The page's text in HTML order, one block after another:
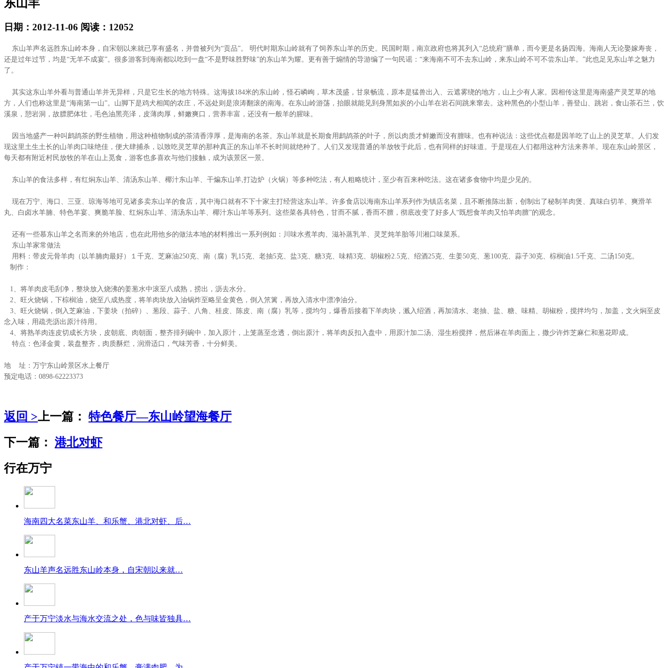
东山羊
日期：2012-11-06 阅读：12052
东山羊声名远胜东山岭本身，自宋朝以来就已享有盛名，并曾被列为“贡品”。 明代时期东山岭就有了饲养东山羊的历史。民国时期，南京政府也将其列入“总统府”膳单，而今更是名扬四海。海南人无论娶嫁寿丧，
还是过年过节，均是“无羊不成宴”。很多游客到海南都以吃到一盘“不是野味胜野味”的东山羊为耀。更有善于煽情的导游编了一句民谣：“来海南不可不去东山岭，来东山岭不可不尝东山羊。”此也足见东山羊之魅力
了。
其实这东山羊外看与普通山羊并无异样，只是它生长的地方特殊。这海拔184米的东山岭，怪石嶙峋，草木茂盛，甘泉畅流，原本是猛兽出入、云遮雾绕的地方，山上少有人家。因相传这里是海南盛产灵芝草的地
方，人们也称这里是“海南第一山”。山脚下是鸡犬相闻的农庄，不远处则是浪涛翻滚的南海。在东山岭游荡，抬眼就能见到身黑如炭的小山羊在岩石间跳来窜去。这种黑色的小型山羊，善登山、跳岩，食山茶石兰，饮
溪泉，憩岩洞，故膘肥体壮，毛色油黑亮泽，皮薄肉厚，鲜嫩爽口，营养丰富，还没有一般羊的腥味。
因当地盛产一种叫鹧鸪茶的野生植物，用这种植物制成的茶清香淳厚，是海南的名茶。东山羊就是长期食用鹧鸪茶的叶子，所以肉质才鲜嫩而没有膻味。也有种说法：这些优点都是因羊吃了山上的灵芝草。人们发
现这里土生土长的山羊肉口味绝佳，便大肆捕杀，以致吃灵芝草的那种真正的东山羊不长时间就绝种了。人们又发现普通的羊放牧于此后，也有同样的好味道。于是现在人们都用这种方法来养羊。现在东山岭景区，
每天都有附近村民放牧的羊在山上觅食，游客也多喜欢与他们接触，成为该景区一景。
东山羊的食法多样，有红焖东山羊、清汤东山羊、椰汁东山羊、干煸东山羊,打边炉（火锅）等多种吃法，有人粗略统计，至少有百来种吃法。这在诸多食物中均是少见的。
现在万宁、海口、三亚、琼海等地可见诸多卖东山羊的食店，其中海口就有不下十家主打经营这东山羊。许多食店以海南东山羊系列作为镇店名菜，且不断推陈出新，创制出了秘制羊肉煲、真味白切羊、爽滑羊
丸、白卤水羊腩、特色羊宴、爽脆羊脸、红焖东山羊、清汤东山羊、椰汁东山羊等系列。这些菜各具特色，甘而不腻，香而不膻，彻底改变了好多人“既想食羊肉又怕羊肉膻”的观念。
还有一些慕东山羊之名而来的外地店，也在此用他乡的做法本地的材料推出一系列例如：川味水煮羊肉、滋补蒸乳羊、灵芝炖羊胎等川湘口味菜系。
东山羊家常做法
用料：带皮元骨羊肉（以羊腩肉最好）１千克、芝麻油250克、南（腐）乳15克、老抽5克、盐3克、糖3克、味精3克、胡椒粉2.5克、绍酒25克、生姜50克、葱100克、蒜子30克、棕榈油1.5千克、二汤150克。
制作：
1、将羊肉皮毛刮净，整块放入烧沸的姜葱水中滚至八成熟，捞出，沥去水分。
2、旺火烧锅，下棕榈油，烧至八成热度，将羊肉块放入油锅炸至略呈金黄色，倒入笊篱，再放入清水中漂净油分。
3、旺火烧锅，倒入芝麻油，下姜块（拍碎）、葱段、蒜子、八角、桂皮、陈皮、南（腐）乳等，搅均匀，爆香后接着下羊肉块，溅入绍酒，再加清水、老抽、盐、糖、味精、胡椒粉，搅拌均匀，加盖，文火焖至皮
念入味，用疏壳沥出原汁待用。
4、将熟羊肉连皮切成长方块，皮朝底、肉朝面，整齐排列碗中，加入原汁，上笼蒸至念透，倒出原汁，将羊肉反扣入盘中，用原汁加二汤、湿生粉搅拌，然后淋在羊肉面上，撒少许炸芝麻仁和葱花即成。
特点：色泽金黄，装盘整齐，肉质酥烂，润滑适口，气味芳香，十分鲜美。
地 址：万宁东山岭景区水上餐厅
预定电话：0898-62223373
返回 >上一篇： 特色餐厅—东山岭望海餐厅
下一篇： 港北对虾
行在万宁
海南四大名菜东山羊、和乐蟹、港北对虾、后…
东山羊声名远胜东山岭本身，自宋朝以来就…
产于万宁淡水与海水交流之处，色与味皆独具…